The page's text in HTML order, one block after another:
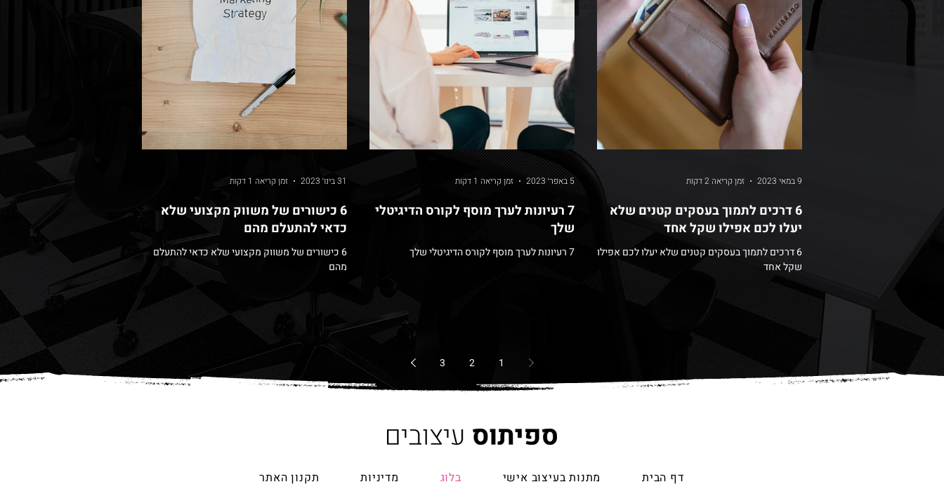
6 דרכים לתמוך בעסקים קטנים שלא
יעלו לכם אפילו שקל אחד
6 דרכים לתמוך בעסקים קטנים שלא יעלו לכם אפילו
שקל אחד
9 במאי 2023 זמן קריאה 2 דקות
7 רעיונות לערך מוסף לקורס הדיגיטלי
שלך
7 רעיונות לערך מוסף לקורס הדיגיטלי שלך
5 באפר׳ 2023 זמן קריאה 1 דקות
6 כישורים של משווק מקצועי שלא
כדאי להתעלם מהם
6 כישורים של משווק מקצועי שלא כדאי להתעלם
מהם
31 בינו׳ 2023 זמן קריאה 1 דקות
1
2
3
דף הבית מתנות בעיצוב אישי בלוג מדיניות תקנון האתר